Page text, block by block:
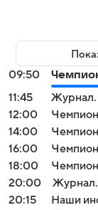
09:50
11:45
Журнал.
12:00
14:00
16:00
18:00
20:00
Журнал.
20:15
Наши